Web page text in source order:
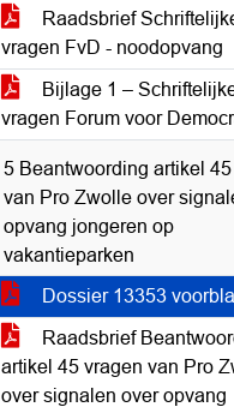
Raadsbrief
vragen FvD - noodopvang
Bijlage 1 –
vragen Forum voor
5 Beantwoording artikel
van Pro Zwolle over
opvang jongeren op
vakantieparken
Dossier 13353
Raadsbrief
artikel 45 vragen van Pro
over signalen over opvang